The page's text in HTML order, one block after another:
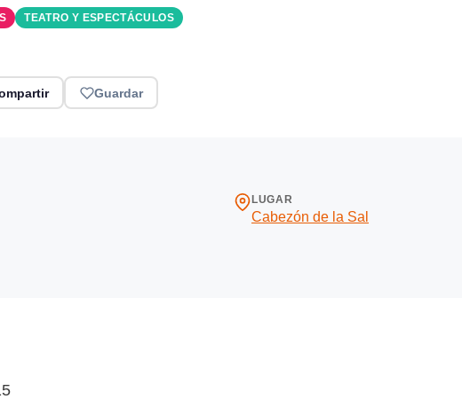
TEATRO Y ESPECTÁCULOS
Guardar
LUGAR
Cabezón de la Sal